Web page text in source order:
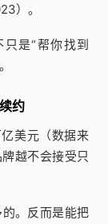
）。
是“帮你找到
约
美元（数据来
越不会接受只
。反而是能把